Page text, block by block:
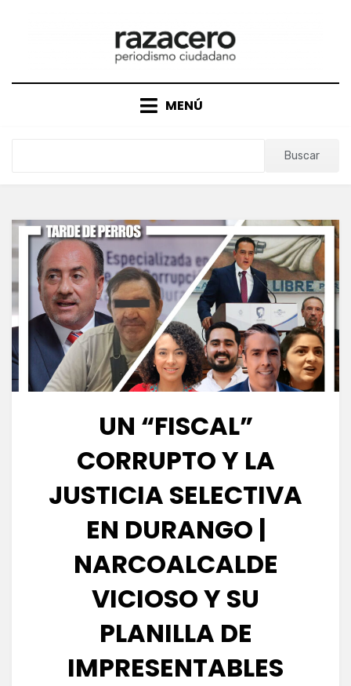
MENÚ
Buscar
UN “FISCAL”
CORRUPTO Y LA
JUSTICIA SELECTIVA
EN DURANGO |
NARCOALCALDE
VICIOSO Y SU
PLANILLA DE
IMPRESENTABLES